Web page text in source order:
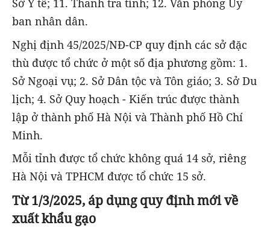
Sở Y tế; 11. Thanh tra tỉnh; 12. Văn phòng Ủy
ban nhân dân.
Nghị định 45/2025/NĐ-CP quy định các sở đặc
thù được tổ chức ở một số địa phương gồm: 1.
Sở Ngoại vụ; 2. Sở Dân tộc và Tôn giáo; 3. Sở Du
lịch; 4. Sở Quy hoạch - Kiến trúc được thành
lập ở thành phố Hà Nội và Thành phố Hồ Chí
Minh.
Mỗi tỉnh được tổ chức không quá 14 sở, riêng
Hà Nội và TPHCM được tổ chức 15 sở.
Từ 1/3/2025, áp dụng quy định mới về
xuất khẩu gạo